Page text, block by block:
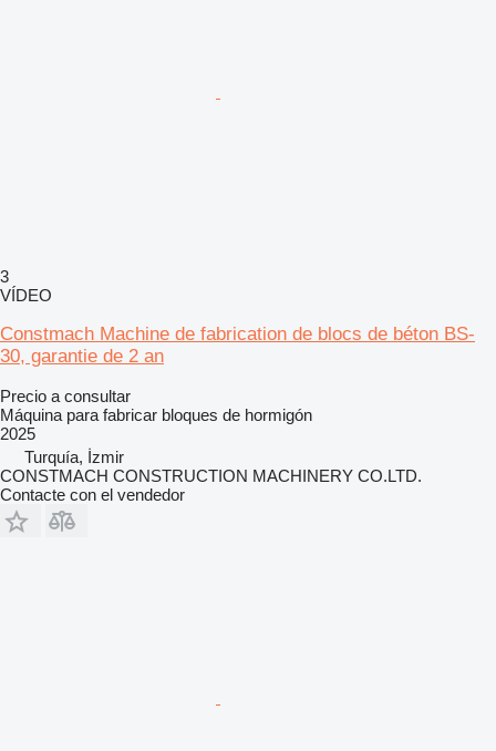
3
VÍDEO
Constmach Machine de fabrication de blocs de béton BS-
30, garantie de 2 an
Precio a consultar
Máquina para fabricar bloques de hormigón
2025
Turquía, İzmir
CONSTMACH CONSTRUCTION MACHINERY CO.LTD.
Contacte con el vendedor